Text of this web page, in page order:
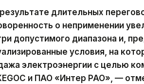
длительных
о неприменении
допустимого диапазона и,
условия, на
электроэнергии с целью
и ПАО «Интер РАО», —